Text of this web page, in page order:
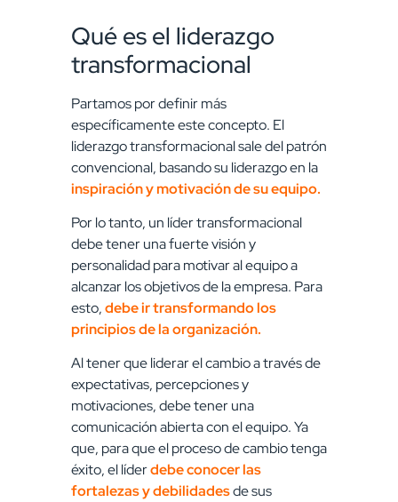
Qué es el liderazgo
transformacional
Partamos por definir más
específicamente este concepto. El
liderazgo transformacional sale del patrón
convencional, basando su liderazgo en la
inspiración y motivación de su equipo.
Por lo tanto, un líder transformacional
debe tener una fuerte visión y
personalidad para motivar al equipo a
alcanzar los objetivos de la empresa. Para
esto,debe ir transformando los
principios de la organización.
Al tener que liderar el cambio a través de
expectativas, percepciones y
motivaciones, debe tener una
comunicación abierta con el equipo. Ya
que, para que el proceso de cambio tenga
éxito, el líderdebe conocer las
fortalezas y debilidadesde sus